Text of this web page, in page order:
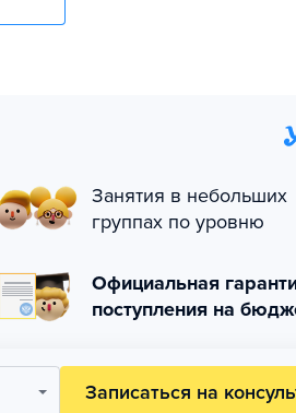
Занятия в небольших
группах по уровню
Официальная
поступления на
Записаться на